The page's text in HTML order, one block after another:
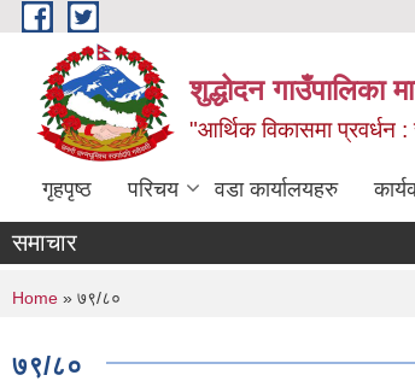
Skip to main content
शुद्धोदन गाउँपालिका
"आर्थिक विकासमा प्रवर्धन :
गृहपृष्ठ परिचय वडा कार्यालयहरु
समाचार
You are here
Home » ७९/८०
७९/८०